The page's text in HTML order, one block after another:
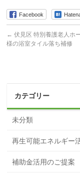
Facebook
← 伏見区 特別養護老人ホ
様の浴室タイル落ち補修
カテゴリー
未分類
再生可能エネルギー
補助金活用のご提案